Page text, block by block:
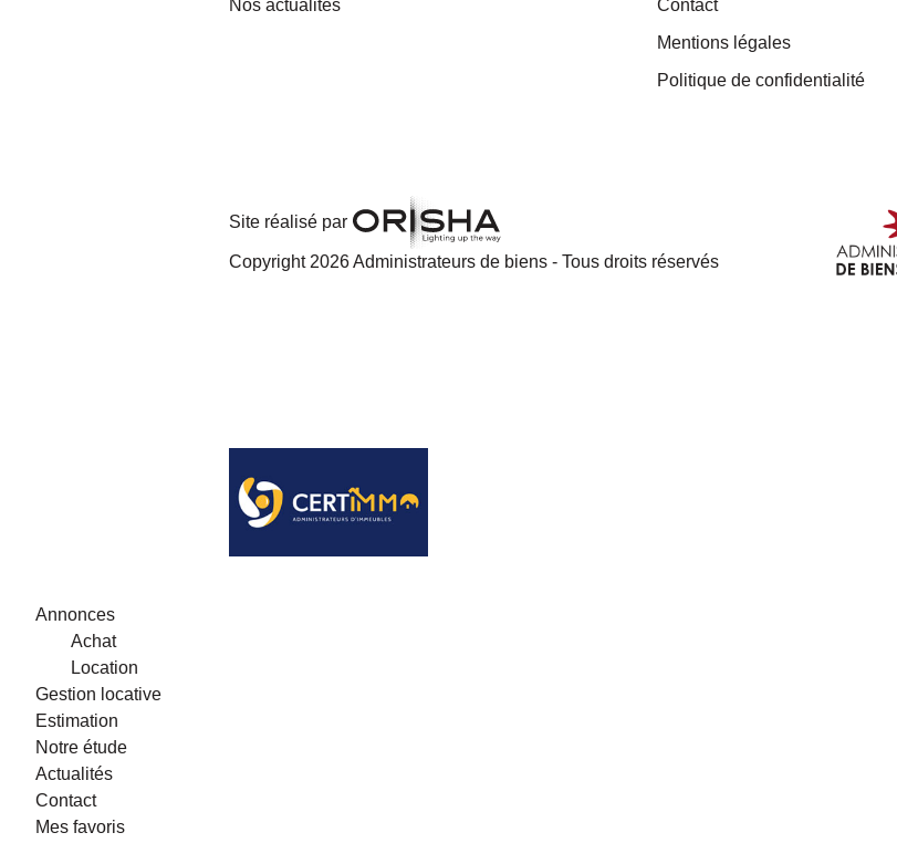
Nos actualités
Contact
Mentions légales
Politique de confidentialité
Site réalisé par
Copyright 2026 Administrateurs de biens - Tous droits réservés
Annonces
Achat
Location
Gestion locative
Estimation
Notre étude
Actualités
Contact
Mes favoris